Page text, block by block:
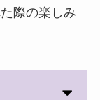
際の楽しみ